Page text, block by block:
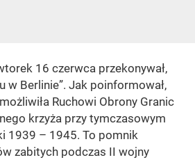
16 czerwca przekonywał,
w Berlinie”. Jak poinformował,
Ruchowi Obrony Granic
krzyża przy tymczasowym
1939 – 1945. To pomnik
zabitych podczas II wojny